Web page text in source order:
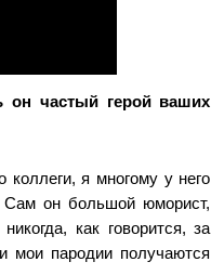
он частый герой ваших
я многому у него
он большой юморист,
как говорится, за
мои пародии получаются